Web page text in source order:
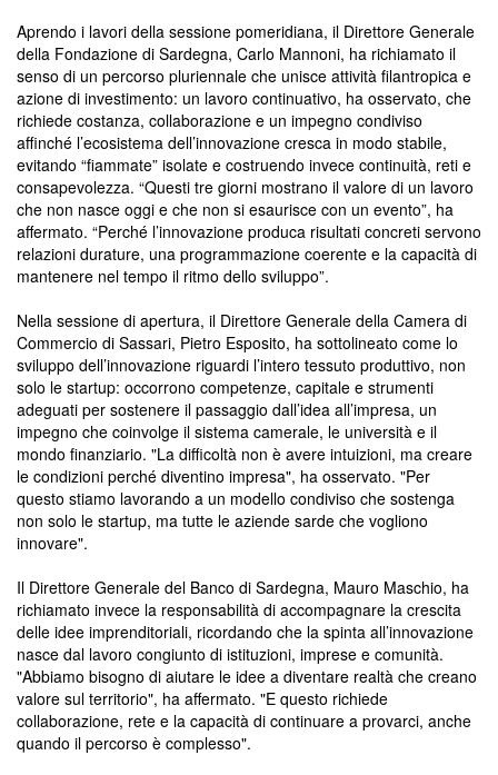
Aprendo i lavori della sessione pomeridiana, il Direttore Generale
della Fondazione di Sardegna, Carlo Mannoni, ha richiamato il
senso di un percorso pluriennale che unisce attività filantropica e
azione di investimento: un lavoro continuativo, ha osservato, che
richiede costanza, collaborazione e un impegno condiviso
affinché l’ecosistema dell’innovazione cresca in modo stabile,
evitando “fiammate” isolate e costruendo invece continuità, reti e
consapevolezza. “Questi tre giorni mostrano il valore di un lavoro
che non nasce oggi e che non si esaurisce con un evento”, ha
affermato. “Perché l’innovazione produca risultati concreti servono
relazioni durature, una programmazione coerente e la capacità di
mantenere nel tempo il ritmo dello sviluppo”.
Nella sessione di apertura, il Direttore Generale della Camera di
Commercio di Sassari, Pietro Esposito, ha sottolineato come lo
sviluppo dell’innovazione riguardi l’intero tessuto produttivo, non
solo le startup: occorrono competenze, capitale e strumenti
adeguati per sostenere il passaggio dall’idea all’impresa, un
impegno che coinvolge il sistema camerale, le università e il
mondo finanziario. "La difficoltà non è avere intuizioni, ma creare
le condizioni perché diventino impresa", ha osservato. "Per
questo stiamo lavorando a un modello condiviso che sostenga
non solo le startup, ma tutte le aziende sarde che vogliono
innovare".
Il Direttore Generale del Banco di Sardegna, Mauro Maschio, ha
richiamato invece la responsabilità di accompagnare la crescita
delle idee imprenditoriali, ricordando che la spinta all’innovazione
nasce dal lavoro congiunto di istituzioni, imprese e comunità.
"Abbiamo bisogno di aiutare le idee a diventare realtà che creano
valore sul territorio", ha affermato. "E questo richiede
collaborazione, rete e la capacità di continuare a provarci, anche
quando il percorso è complesso".